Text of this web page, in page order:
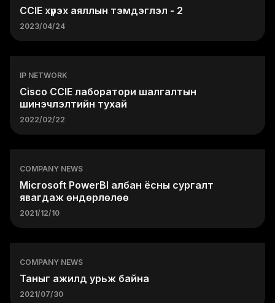
CCIE хүрэх аяллын тэмдэглэл - 2
2023/04/24
IP NETWORK
Cisco CCIE лаборатори шалгалтын
шинэчлэлтийн тухай
2022/02/22
COMPANY NEWS
Microsoft PowerBI албан ёсны сургалт
явагдаж өндөрлөлөө
2021/12/10
COMPANY NEWS
Таныг ажилд урьж байна
2021/07/30